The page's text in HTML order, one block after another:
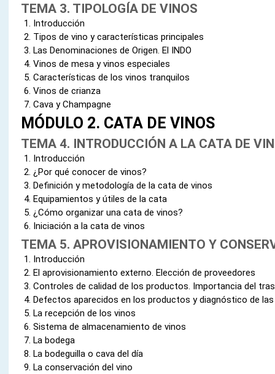
TEMA 3. TIPOLOGÍA DE VINOS
Introducción
Tipos de vino y características principales
Las Denominaciones de Origen. El INDO
Vinos de mesa y vinos especiales
Características de los vinos tranquilos
Vinos de crianza
Cava y Champagne
MÓDULO 2. CATA DE VINOS
TEMA 4. INTRODUCCIÓN A LA CATA DE
Introducción
¿Por qué conocer de vinos?
Definición y metodología de la cata de vinos
Equipamientos y útiles de la cata
¿Cómo organizar una cata de vinos?
Iniciación a la cata de vinos
TEMA 5. APROVISIONAMIENTO Y
Introducción
El aprovisionamiento externo. Elección de proveedores
Controles de calidad de los productos. Importancia del
Defectos aparecidos en los productos y diagnóstico de
La recepción de los vinos
Sistema de almacenamiento de vinos
La bodega
La bodeguilla o cava del día
La conservación del vino